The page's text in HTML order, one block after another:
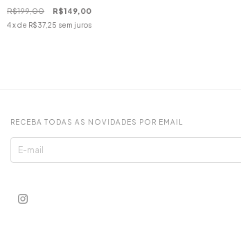
R$199,00 R$149,00
4x de R$37,25 sem juros
RECEBA TODAS AS NOVIDADES POR EMAIL